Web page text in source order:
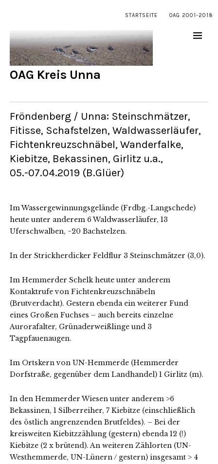
STARTSEITE OAG 2001-2018
OAG Kreis Unna
Fröndenberg / Unna: Steinschmätzer,
Fitisse, Schafstelzen, Waldwasserläufer,
Fichtenkreuzschnäbel, Wanderfalke,
Kiebitze, Bekassinen, Girlitz u.a.,
05.-07.04.2019 (B.Glüer)
Im Wassergewinnungsgelände (Frdbg.-Langschede)
heute unter anderem 6 Waldwasserläufer, 13
Uferschwalben, ~20 Bachstelzen.
In der Strickherdicker Feldflur 3 Steinschmätzer (3,0).
Im Hemmerder Schelk heute unter anderem
Kontaktrufe von Fichtenkreuzschnäbeln
(Brutverdacht). Gestern ebenda ein weiterer Fund
eines Großen Fuchses – auch bereits einzelne
Aurorafalter, Grünaderweißlinge und 3
Tagpfauenaugen.
Im Ortskern von UN-Hemmerde (Hemmerder
Dorfstraße, gegenüber dem Landhandel) 1 Girlitz (m).
In den Hemmerder Wiesen unter anderem >6
Bekassinen, 1 Silberreiher, 7 Kiebitze (einschließlich
des östlich angrenzenden Brutfeldes). – Bei der
kreisweiten Kiebitzzählung (gestern) ebenda 12 (!)
Kiebitze (2 x brütend). An weiteren Zählorten (UN-
Westhemmerde, UN-Lünern / gestern) insgesamt > 4